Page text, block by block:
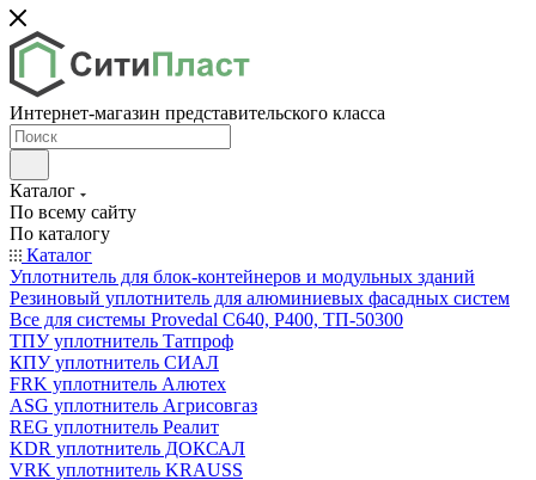
Интернет-магазин представительского класса
Каталог
По всему сайту
По каталогу
Каталог
Уплотнитель для блок-контейнеров и модульных зданий
Резиновый уплотнитель для алюминиевых фасадных систем
Все для системы Provedal С640, Р400, ТП-50300
ТПУ уплотнитель Татпроф
КПУ уплотнитель СИАЛ
FRK уплотнитель Алютех
ASG уплотнитель Агрисовгаз
REG уплотнитель Реалит
KDR уплотнитель ДОКСАЛ
VRK уплотнитель KRAUSS